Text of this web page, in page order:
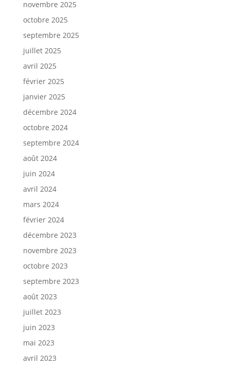
novembre 2025
octobre 2025
septembre 2025
juillet 2025
avril 2025
février 2025
janvier 2025
décembre 2024
octobre 2024
septembre 2024
août 2024
juin 2024
avril 2024
mars 2024
février 2024
décembre 2023
novembre 2023
octobre 2023
septembre 2023
août 2023
juillet 2023
juin 2023
mai 2023
avril 2023